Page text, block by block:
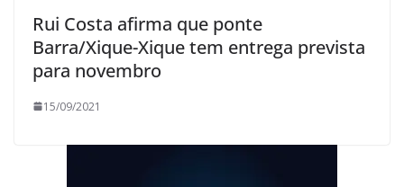
Rui Costa afirma que ponte
Barra/Xique-Xique tem entrega prevista
para novembro
15/09/2021